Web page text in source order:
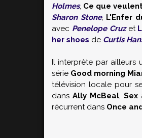
Holmes, Ce que
Sharon Stone, L'Enfer
avec Penelope Cruzet
her shoes de Curtis
Il interprète par ailleurs
série Good morning
télévision locale pour
dans Ally McBeal, Sex
récurrent dans Once